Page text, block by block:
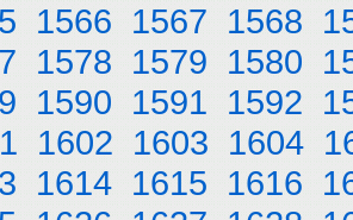
1566 1567 1568
1578 1579 1580
1590 1591 1592
1602 1603 1604
1614 1615 1616